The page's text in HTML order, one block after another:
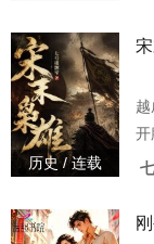
历史 / 连载
开